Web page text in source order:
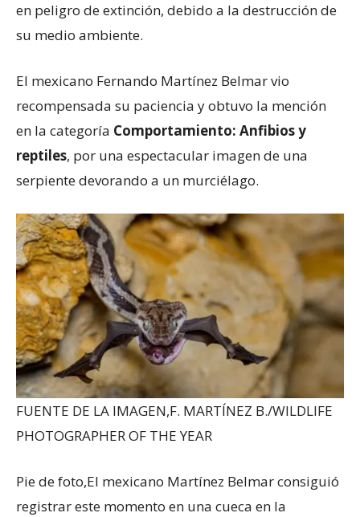
en peligro de extinción, debido a la destrucción de
su medio ambiente.
El mexicano Fernando Martínez Belmar vio
recompensada su paciencia y obtuvo la mención
en la categoría Comportamiento: Anfibios y
reptiles, por una espectacular imagen de una
serpiente devorando a un murciélago.
FUENTE DE LA IMAGEN,F. MARTÍNEZ B./WILDLIFE
PHOTOGRAPHER OF THE YEAR
Pie de foto,El mexicano Martínez Belmar consiguió
registrar este momento en una cueca en la